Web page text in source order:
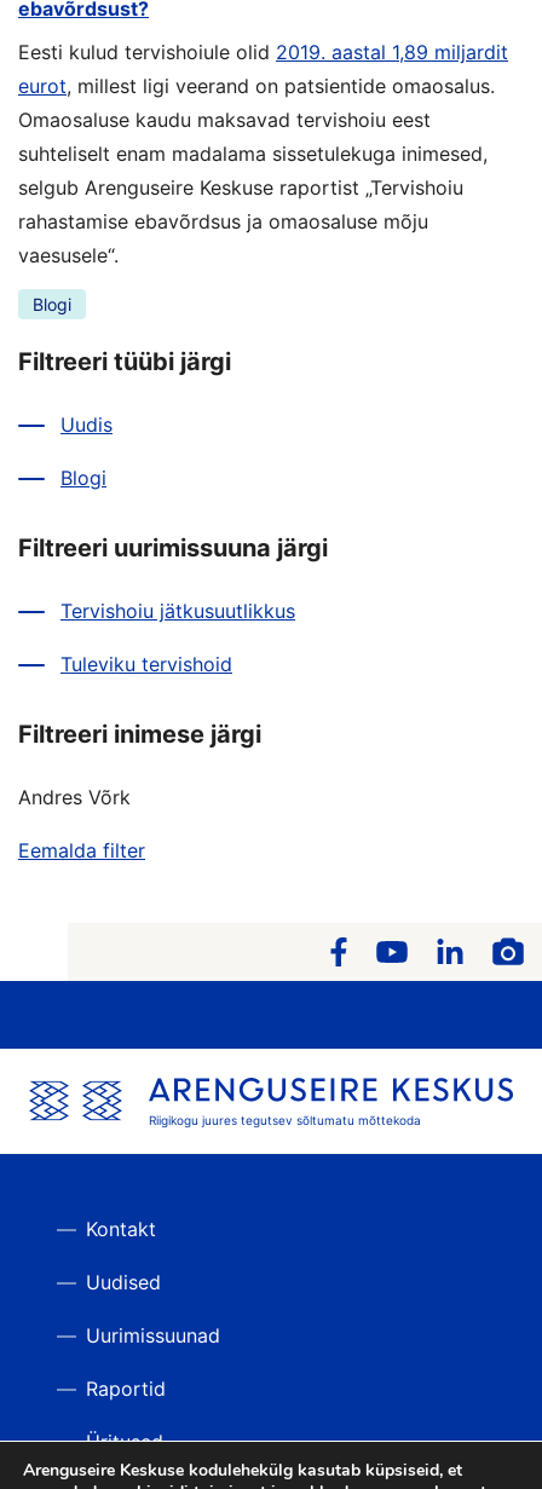
ebavõrdsust?
Eesti kulud tervishoiule olid 2019. aastal 1,89 miljardit
eurot, millest ligi veerand on patsientide omaosalus.
Omaosaluse kaudu maksavad tervishoiu eest
suhteliselt enam madalama sissetulekuga inimesed,
selgub Arenguseire Keskuse raportist „Tervishoiu
rahastamise ebavõrdsus ja omaosaluse mõju
vaesusele“.
Blogi
Filtreeri tüübi järgi
Uudis
Blogi
Filtreeri uurimissuuna järgi
Tervishoiu jätkusuutlikkus
Tuleviku tervishoid
Filtreeri inimese järgi
Andres Võrk
Eemalda filter
Riigikogu juures tegutsev sõltumatu mõttekoda
Kontakt
Uudised
Uurimissuunad
Raportid
Üritused
Arenguseire Keskuse kodulehekülg kasutab küpsiseid, et